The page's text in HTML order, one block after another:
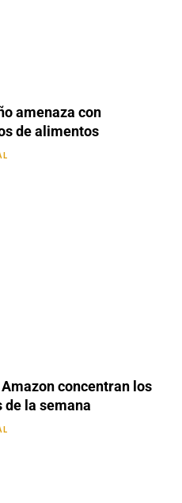
amenaza con
de alimentos
concentran los
de la semana